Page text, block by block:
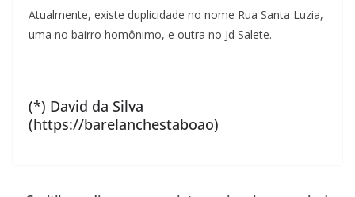
Atualmente, existe duplicidade no nome Rua Santa Luzia,
uma no bairro homônimo, e outra no Jd Salete.
(*) David da Silva
(https://barelanchestaboao)